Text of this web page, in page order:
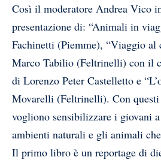
Così il moderatore Andrea Vico
presentazione di: “Animali in
Fachinetti (Piemme), “Viaggio al
Marco Tabilio (Feltrinelli) con il
di Lorenzo Peter Castelletto e
Movarelli (Feltrinelli). Con
vogliono sensibilizzare i giovani
ambienti naturali e gli animali
Il primo libro è un reportage di